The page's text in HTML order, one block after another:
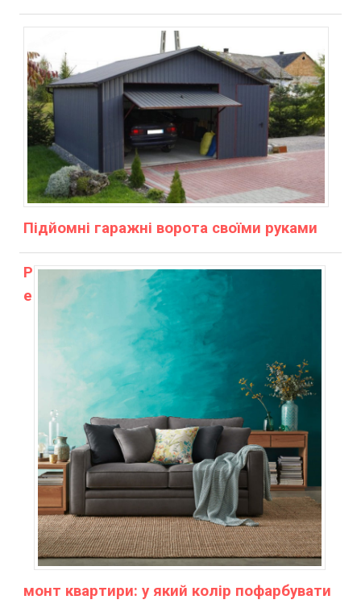
Підйомні гаражні ворота своїми руками
Р
е
монт квартири: у який колір пофарбувати